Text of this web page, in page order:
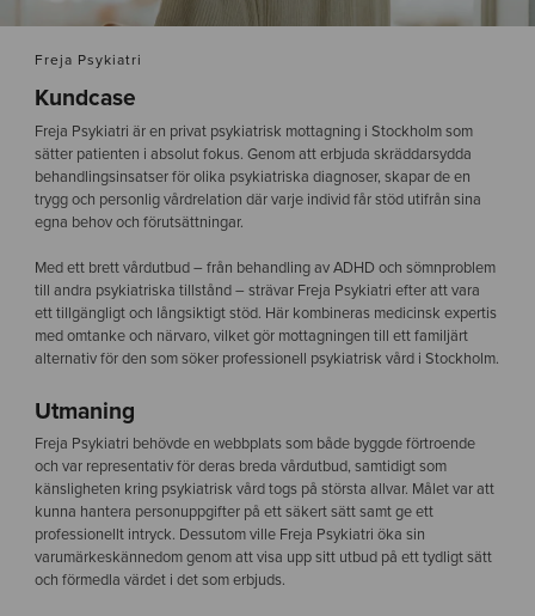
Freja Psykiatri
Kundcase
Freja Psykiatri är en privat psykiatrisk mottagning i Stockholm som
sätter patienten i absolut fokus. Genom att erbjuda skräddarsydda
behandlingsinsatser för olika psykiatriska diagnoser, skapar de en
trygg och personlig vårdrelation där varje individ får stöd utifrån sina
egna behov och förutsättningar.
Med ett brett vårdutbud – från behandling av ADHD och sömnproblem
till andra psykiatriska tillstånd – strävar Freja Psykiatri efter att vara
ett tillgängligt och långsiktigt stöd. Här kombineras medicinsk expertis
med omtanke och närvaro, vilket gör mottagningen till ett familjärt
alternativ för den som söker professionell psykiatrisk vård i Stockholm.
Utmaning
Freja Psykiatri behövde en webbplats som både byggde förtroende
och var representativ för deras breda vårdutbud, samtidigt som
känsligheten kring psykiatrisk vård togs på största allvar. Målet var att
kunna hantera personuppgifter på ett säkert sätt samt ge ett
professionellt intryck. Dessutom ville Freja Psykiatri öka sin
varumärkeskännedom genom att visa upp sitt utbud på ett tydligt sätt
och förmedla värdet i det som erbjuds.